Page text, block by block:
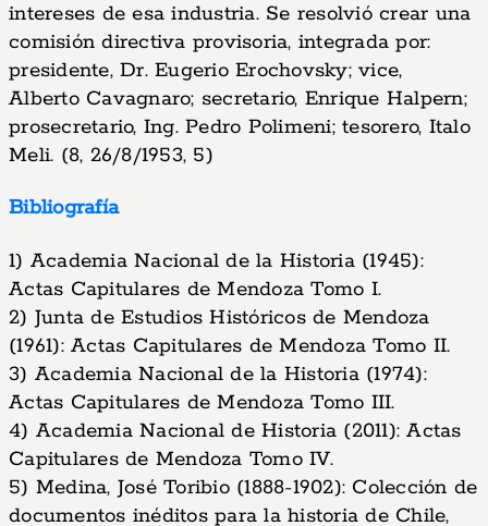
intereses de esa industria. Se resolvió crear una
comisión directiva provisoria, integrada por:
presidente, Dr. Eugerio Erochovsky; vice,
Alberto Cavagnaro; secretario, Enrique Halpern;
prosecretario, Ing. Pedro Polimeni; tesorero, Italo
Meli. (8, 26/8/1953, 5)
Bibliografía
1) Academia Nacional de la Historia (1945):
Actas Capitulares de Mendoza Tomo I.
2) Junta de Estudios Históricos de Mendoza
(1961): Actas Capitulares de Mendoza Tomo II.
3) Academia Nacional de la Historia (1974):
Actas Capitulares de Mendoza Tomo III.
4) Academia Nacional de Historia (2011): Actas
Capitulares de Mendoza Tomo IV.
5) Medina, José Toribio (1888-1902): Colección de
documentos inéditos para la historia de Chile,